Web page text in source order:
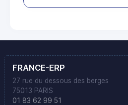
FRANCE-ERP
27 rue du dessous des berges
75013 PARIS
01 83 62 99 51